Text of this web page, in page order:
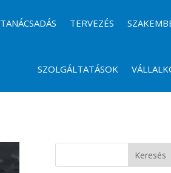
TANÁCSADÁS TERVEZÉS
SZOLGÁLTATÁSOK